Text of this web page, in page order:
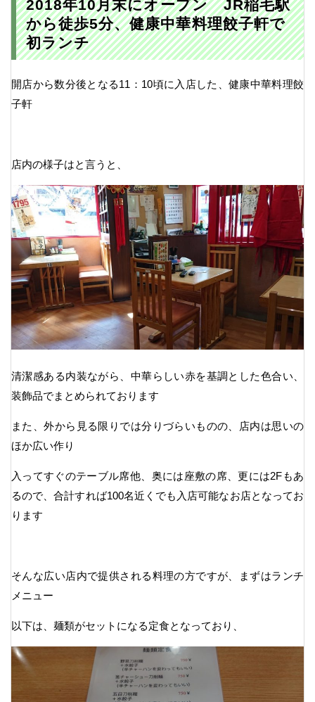
2018年10月末にオープン JR稲毛駅
から徒歩5分、健康中華料理餃子軒で
初ランチ
開店から数分後となる11：10頃に入店した、健康中華料理餃
子軒
店内の様子はと言うと、
清潔感ある内装ながら、中華らしい赤を基調とした色合い、
装飾品でまとめられております
また、外から見る限りでは分りづらいものの、店内は思いの
ほか広い作り
入ってすぐのテーブル席他、奥には座敷の席、更には2Fもあ
るので、合計すれば100名近くでも入店可能なお店となってお
ります
そんな広い店内で提供される料理の方ですが、まずはランチ
メニュー
以下は、麺類がセットになる定食となっており、